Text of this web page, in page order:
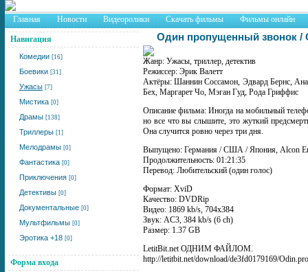
Главная Новости Видеоролики Скачать фильмы Фильмы онлайн
Навигация
Комедии [16]
Боевики [31]
Ужасы [7]
Мистика [0]
Драмы [138]
Триллеры [1]
Мелодрамы [0]
Фантастика [0]
Приключения [0]
Детективы [0]
Документальные [0]
Мультфильмы [0]
Эротика +18 [0]
Форма входа
Один пропущенный звонок /
Жанр: Ужасы, триллер, детектив
Режиссер: Эрик Валетт
Актёры: Шаннин Соссамон, Эдвард Бернс,
Бех, Маргарет Чо, Мэган Гуд, Рода Гриффис
Описание фильма: Иногда на мобильный
но все что вы слышите, это жуткий
Она случится ровно через три дня.
Выпущено: Германия / США / Япония, Alcon
Продолжительность: 01:21:35
Перевод: Любительский (один голос)
Формат: XviD
Качество: DVDRip
Видео: 1869 kb/s, 704x384
Звук: AC3, 384 kb/s (6 ch)
Размер: 1.37 GB
LetitBit.net ОДНИМ ФАЙЛОМ.
http://letitbit.net/download/de3fd0179169/